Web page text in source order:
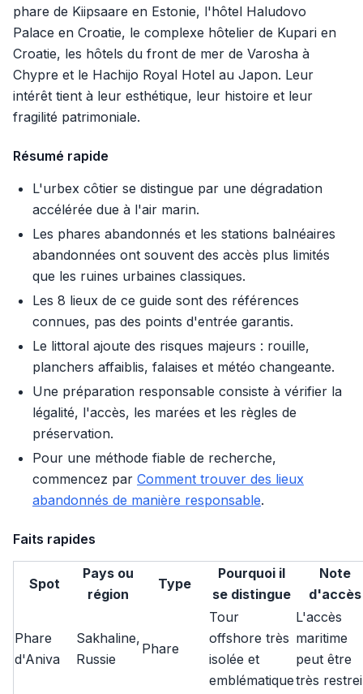
phare de Kiipsaare en Estonie, l'hôtel Haludovo
Palace en Croatie, le complexe hôtelier de Kupari en
Croatie, les hôtels du front de mer de Varosha à
Chypre et le Hachijo Royal Hotel au Japon. Leur
intérêt tient à leur esthétique, leur histoire et leur
fragilité patrimoniale.
Résumé rapide
L'urbex côtier se distingue par une dégradation
accélérée due à l'air marin.
Les phares abandonnés et les stations balnéaires
abandonnées ont souvent des accès plus limités
que les ruines urbaines classiques.
Les 8 lieux de ce guide sont des références
connues, pas des points d'entrée garantis.
Le littoral ajoute des risques majeurs : rouille,
planchers affaiblis, falaises et météo changeante.
Une préparation responsable consiste à vérifier la
légalité, l'accès, les marées et les règles de
préservation.
Pour une méthode fiable de recherche,
commencez par Comment trouver des lieux
abandonnés de manière responsable.
Faits rapides
Spot
Pays ou
région
Type
Pourquoi il
se distingue
Note
d'accès
Phare
d'Aniva
Sakhaline,
Russie
Phare
Tour
offshore très
isolée et
emblématique
L'accès
maritime
peut être
très